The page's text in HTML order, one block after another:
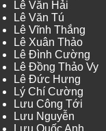
Lê Văn Hải
Lê Văn Tú
Lê Vĩnh Thắng
Lê Xuân Thảo
Lê Đình Cường
Lê Đồng Thảo Vy
Lê Đức Hưng
Lý Chí Cường
Lưu Công Tới
Lưu Nguyễn
Lưu Quốc Anh